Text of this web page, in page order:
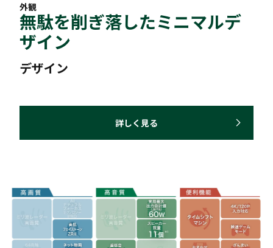
外観
無駄を削ぎ落したミニマルデ
ザイン
デザイン
詳しく見る